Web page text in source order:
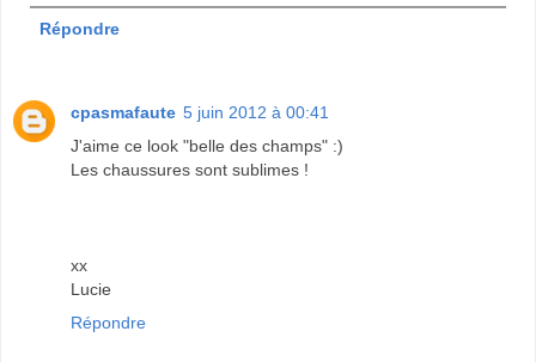
Répondre
cpasmafaute 5 juin 2012 à 00:41
J'aime ce look "belle des champs" :)
Les chaussures sont sublimes !
xx
Lucie
Répondre